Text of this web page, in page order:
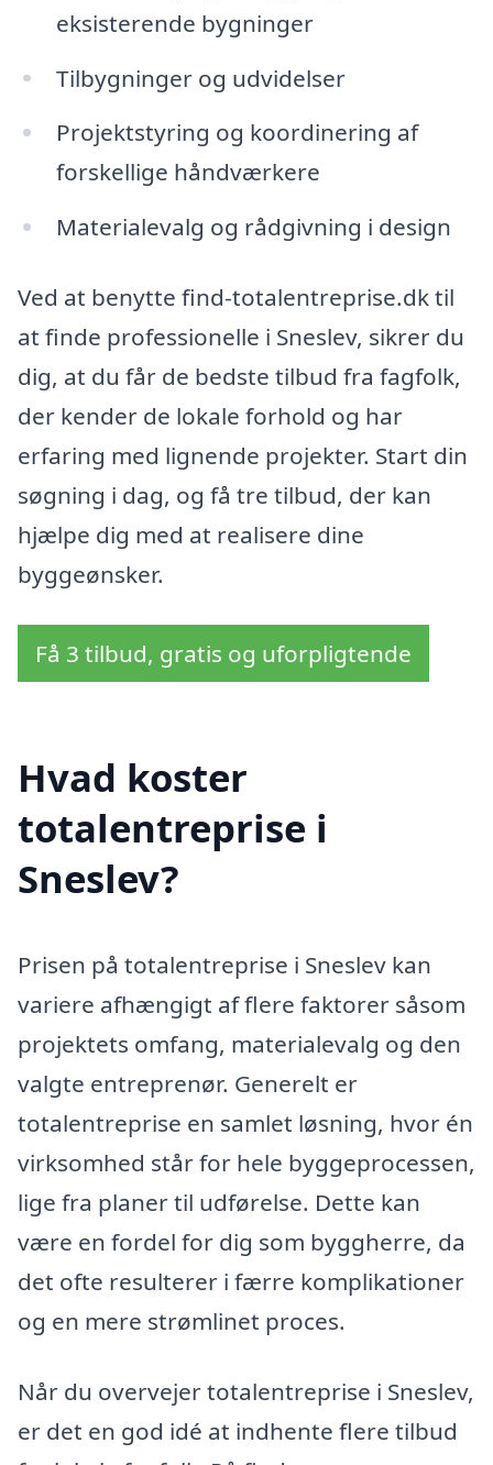
eksisterende bygninger
Tilbygninger og udvidelser
Projektstyring og koordinering af
forskellige håndværkere
Materialevalg og rådgivning i design
Ved at benytte find-totalentreprise.dk til
at finde professionelle i Sneslev, sikrer du
dig, at du får de bedste tilbud fra fagfolk,
der kender de lokale forhold og har
erfaring med lignende projekter. Start din
søgning i dag, og få tre tilbud, der kan
hjælpe dig med at realisere dine
byggeønsker.
Få 3 tilbud, gratis og uforpligtende
Hvad koster
totalentreprise i
Sneslev?
Prisen på totalentreprise i Sneslev kan
variere afhængigt af flere faktorer såsom
projektets omfang, materialevalg og den
valgte entreprenør. Generelt er
totalentreprise en samlet løsning, hvor én
virksomhed står for hele byggeprocessen,
lige fra planer til udførelse. Dette kan
være en fordel for dig som byggherre, da
det ofte resulterer i færre komplikationer
og en mere strømlinet proces.
Når du overvejer totalentreprise i Sneslev,
er det en god idé at indhente flere tilbud